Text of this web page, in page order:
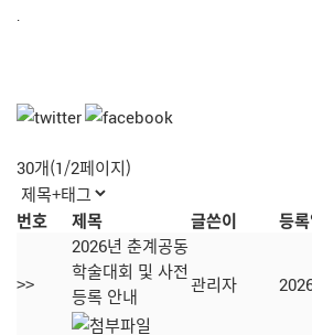
.
30개(1/2페이지)
번호 제목 글쓴이 등
>>
2026년 춘계공동
학술대회 및 사전
등록 안내
관리자